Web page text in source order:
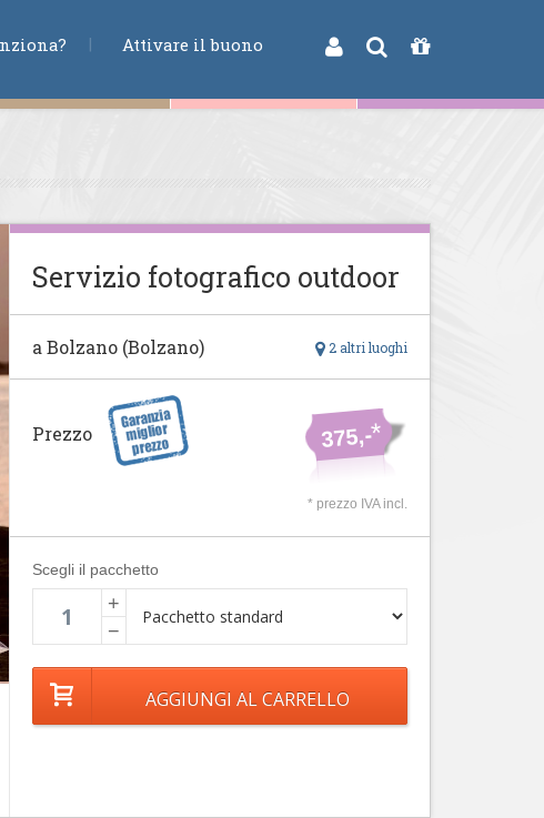
Attivare il buono
Servizio fotografico outdoor
2 altri luoghi
a Bolzano (Bolzano)
375,-*
Prezzo
* prezzo IVA incl.
Scegli il pacchetto
+
−